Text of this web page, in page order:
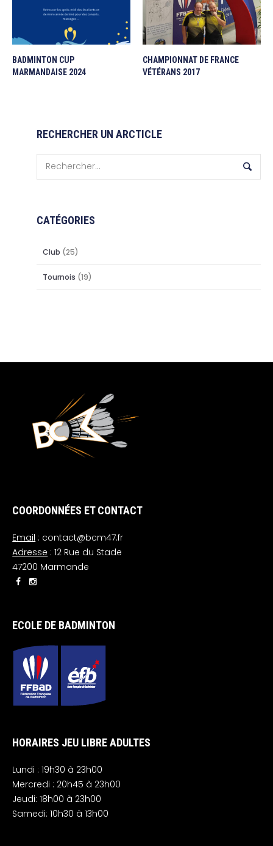
BADMINTON CUP
MARMANDAISE 2024
CHAMPIONNAT DE FRANCE
VÉTÉRANS 2017
RECHERCHER UN ARCTICLE
CATÉGORIES
Club (25)
Tournois (19)
COORDONNÉES ET CONTACT
Email : contact@bcm47.fr
Adresse : 12 Rue du Stade
47200 Marmande
ECOLE DE BADMINTON
HORAIRES JEU LIBRE ADULTES
Lundi : 19h30 à 23h00
Mercredi : 20h45 à 23h00
Jeudi: 18h00 à 23h00
Samedi: 10h30 à 13h00